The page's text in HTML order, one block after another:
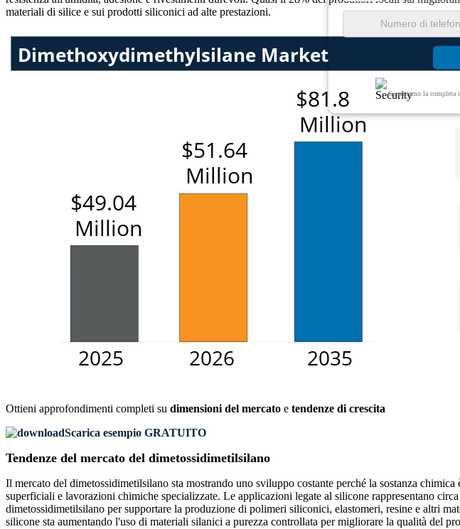
Garantiamo la completa
materiali di silice e sui prodotti siliconici ad alte prestazioni.
Ottieni approfondimenti completi su dimensioni del mercato e tendenze di crescita
Scarica esempio GRATUITO
Tendenze del mercato del dimetossidimetilsilano
Il mercato del dimetossidimetilsilano sta mostrando uno sviluppo costante perché la sostanza
superficiali e lavorazioni chimiche specializzate. Le applicazioni legate al silicone rappresentano
dimetossidimetilsilano per supportare la produzione di polimeri siliconici, elastomeri, resine e altri
silicone sta aumentando l'uso di materiali silanici a purezza controllata per migliorare la qualità del